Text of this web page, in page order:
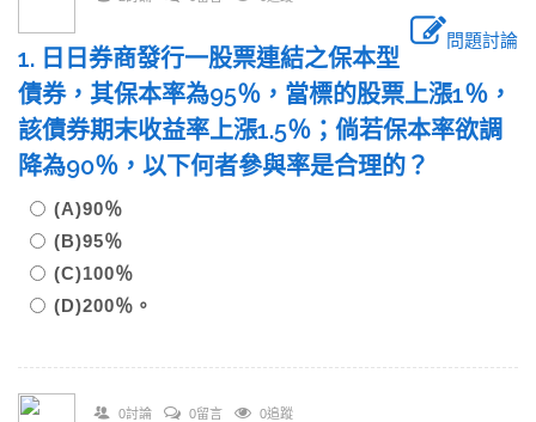
問題討論
1. 日日券商發行一股票連結之保本型
債券，其保本率為95％，當標的股票上漲1％，
該債券期末收益率上漲1.5％；倘若保本率欲調
降為90％，以下何者參與率是合理的？
(A)90％
(B)95％
(C)100％
(D)200％。
0討論 0留言 0追蹤